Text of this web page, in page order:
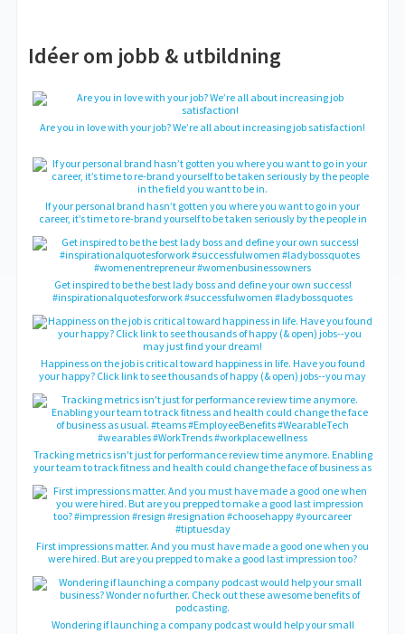
Idéer om jobb & utbildning
Are you in love with your job? We’re all about increasing job satisfaction!
If your personal brand hasn’t gotten you where you want to go in your
career, it’s time to re-brand yourself to be taken seriously by the people in
‪Get inspired to be the best lady boss and define your own success!
#inspirationalquotesforwork #successfulwomen #ladybossquotes
Happiness on the job is critical toward happiness in life. Have you found
your happy? Click link to see thousands of happy (& open) jobs--you may
Tracking metrics isn't just for performance review time anymore. Enabling
your team to track fitness and health could change the face of business as
#WorkTrends #workplacewellness
First impressions matter. And you must have made a good one when you
were hired. But are you prepped to make a good last impression too?
Wondering if launching a company podcast would help your small